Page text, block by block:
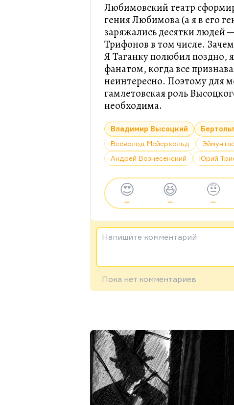
Любимовский театр
гения Любимова (а я в его
заряжались десятки людей
Трифонов в том числе.
Я Таганку полюбил поздно,
фанатом, когда все
неинтересно. Поэтому для
гамлетовская роль
необходима.
Владимир Высоцкий
Всеволод Мейерхольд
Андрей Вознесенский
Юрий
😍
—
😆
—
🤨
—
Напишите комментарий
Пока нет комментариев